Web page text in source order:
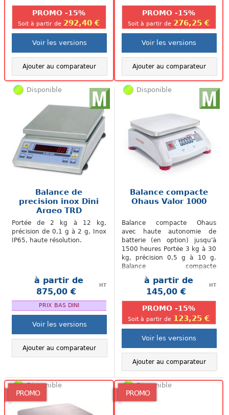
PROMO -15%
Soit à partir de 292,40 €
Voir les versions
Ajouter au comparateur
PROMO -15%
Soit à partir de 276,25 €
Voir les versions
Ajouter au comparateur
Disponible
Balance de
precision inox Dini
Argeo TRD
Portée de 2 kg à 12 kg,
précision de 0,1 g à 2 g, Inox
IP65, haute résolution.
à partir de
875,00 €
HT
PRIX BAS DINI
Voir les versions
Ajouter au comparateur
Disponible
Balance compacte
Ohaus Valor 1000
Balance compacte Ohaus
avec haute autonomie de
batterie (en option) jusqu'à
1500 heures Portée 3 kg à 30
kg, précision 0,5 g à 10 g.
Balance compacte
économique. Fonctionnement
sur piles (inclus)...
à partir de
145,00 €
HT
PROMO -15%
Soit à partir de 123,25 €
Voir les versions
Ajouter au comparateur
PROMO
Disponible
PROMO
Disponible